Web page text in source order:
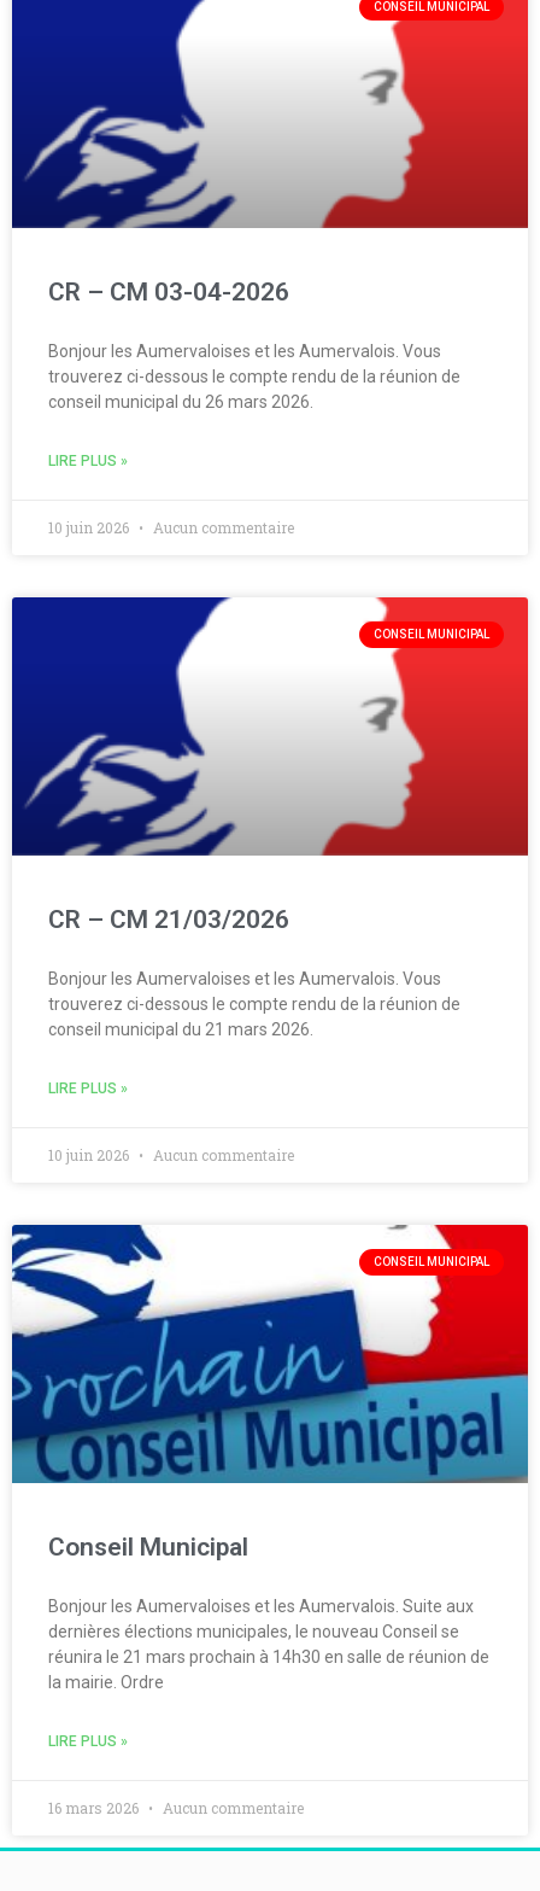
CONSEIL MUNICIPAL
CR – CM 03-04-2026
Bonjour les Aumervaloises et les Aumervalois. Vous
trouverez ci-dessous le compte rendu de la réunion de
conseil municipal du 26 mars 2026.
LIRE PLUS »
10 juin 2026 Aucun commentaire
CONSEIL MUNICIPAL
CR – CM 21/03/2026
Bonjour les Aumervaloises et les Aumervalois. Vous
trouverez ci-dessous le compte rendu de la réunion de
conseil municipal du 21 mars 2026.
LIRE PLUS »
10 juin 2026 Aucun commentaire
CONSEIL MUNICIPAL
Conseil Municipal
Bonjour les Aumervaloises et les Aumervalois. Suite aux
dernières élections municipales, le nouveau Conseil se
réunira le 21 mars prochain à 14h30 en salle de réunion de
la mairie. Ordre
LIRE PLUS »
16 mars 2026 Aucun commentaire